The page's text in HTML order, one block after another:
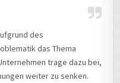
des
das Thema
trage dazu bei,
weiter zu senken.